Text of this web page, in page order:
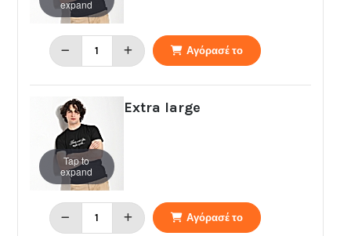
expand
Αγόρασέ το
Tap to
expand
Extra large
Αγόρασέ το